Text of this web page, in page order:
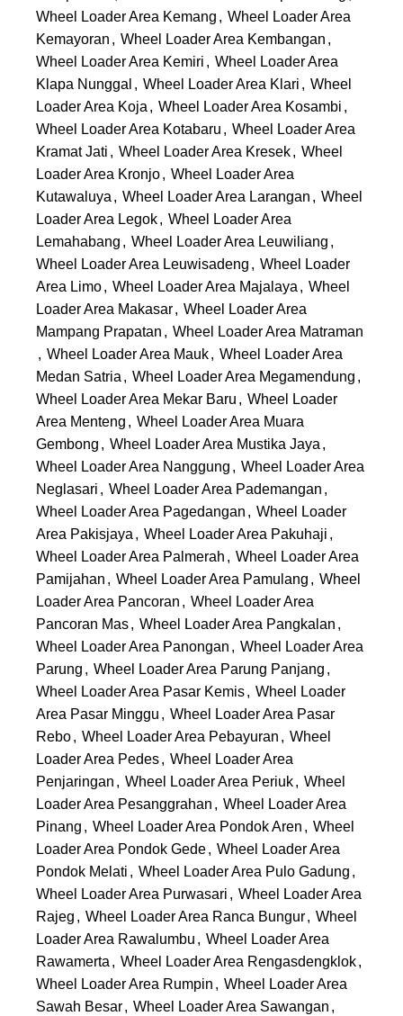
Wheel Loader Area Kemang , Wheel Loader Area
Kemayoran , Wheel Loader Area Kembangan ,
Wheel Loader Area Kemiri , Wheel Loader Area
Klapa Nunggal , Wheel Loader Area Klari , Wheel
Loader Area Koja , Wheel Loader Area Kosambi ,
Wheel Loader Area Kotabaru , Wheel Loader Area
Kramat Jati , Wheel Loader Area Kresek, Wheel
Loader Area Kronjo, Wheel Loader Area
Kutawaluya , Wheel Loader Area Larangan , Wheel
Loader Area Legok, Wheel Loader Area
Lemahabang , Wheel Loader Area Leuwiliang ,
Wheel Loader Area Leuwisadeng , Wheel Loader
Area Limo, Wheel Loader Area Majalaya , Wheel
Loader Area Makasar, Wheel Loader Area
Mampang Prapatan , Wheel Loader Area Matraman
, Wheel Loader Area Mauk, Wheel Loader Area
Medan Satria , Wheel Loader Area Megamendung ,
Wheel Loader Area Mekar Baru , Wheel Loader
Area Menteng , Wheel Loader Area Muara
Gembong , Wheel Loader Area Mustika Jaya ,
Wheel Loader Area Nanggung , Wheel Loader Area
Neglasari , Wheel Loader Area Pademangan ,
Wheel Loader Area Pagedangan , Wheel Loader
Area Pakisjaya , Wheel Loader Area Pakuhaji ,
Wheel Loader Area Palmerah , Wheel Loader Area
Pamijahan , Wheel Loader Area Pamulang , Wheel
Loader Area Pancoran , Wheel Loader Area
Pancoran Mas, Wheel Loader Area Pangkalan ,
Wheel Loader Area Panongan , Wheel Loader Area
Parung , Wheel Loader Area Parung Panjang ,
Wheel Loader Area Pasar Kemis, Wheel Loader
Area Pasar Minggu , Wheel Loader Area Pasar
Rebo, Wheel Loader Area Pebayuran , Wheel
Loader Area Pedes, Wheel Loader Area
Penjaringan , Wheel Loader Area Periuk, Wheel
Loader Area Pesanggrahan , Wheel Loader Area
Pinang , Wheel Loader Area Pondok Aren , Wheel
Loader Area Pondok Gede, Wheel Loader Area
Pondok Melati , Wheel Loader Area Pulo Gadung ,
Wheel Loader Area Purwasari , Wheel Loader Area
Rajeg , Wheel Loader Area Ranca Bungur, Wheel
Loader Area Rawalumbu , Wheel Loader Area
Rawamerta , Wheel Loader Area Rengasdengklok,
Wheel Loader Area Rumpin , Wheel Loader Area
Sawah Besar, Wheel Loader Area Sawangan ,